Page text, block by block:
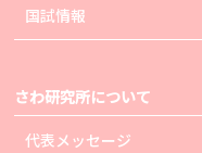
国試情報
さわ研究所について
代表メッセージ